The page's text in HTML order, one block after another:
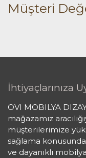
Müşteri
İhtiyaçlarınıza
OVI MOBILYA
mağazamız
müşterilerimize
sağlama
ve dayanıklı